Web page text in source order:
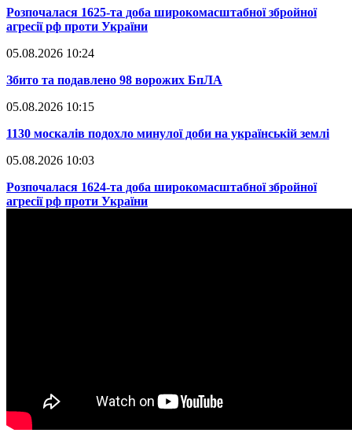
​Розпочалася 1625-та доба широкомасштабної збройної
агресії рф проти України
05.08.2026 10:24
​Збито та подавлено 98 ворожих БпЛА
05.08.2026 10:15
​1130 москалів подохло минулої доби на українській землі
05.08.2026 10:03
​Розпочалася 1624-та доба широкомасштабної збройної
агресії рф проти України